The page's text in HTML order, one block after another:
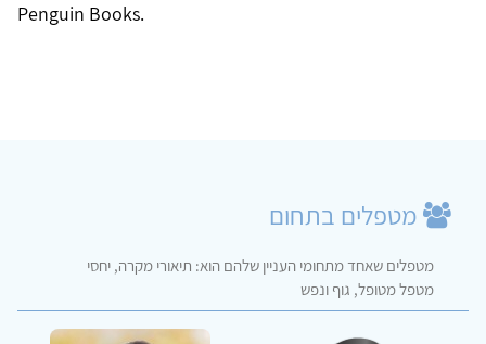
Penguin Books.
מטפלים בתחום
מטפלים שאחד מתחומי העניין שלהם הוא: תיאורי מקרה, יחסי
מטפל מטופל, גוף ונפש